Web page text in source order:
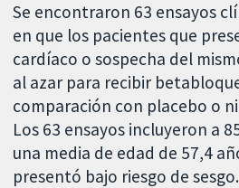
Se encontraron 63 ensayos
en que los pacientes que
cardíaco o sospecha del
al azar para recibir
comparación con placebo o
Los 63 ensayos incluyeron a
una media de edad de 57,4
presentó bajo riesgo de